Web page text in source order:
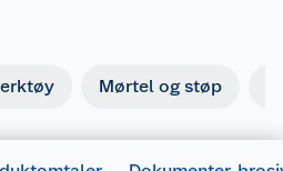
Mørtel og støp